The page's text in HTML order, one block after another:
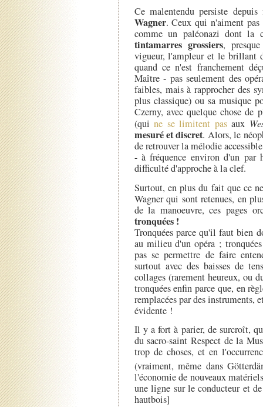
Ce malentendu persiste
Wagner. Ceux qui n'aiment pas
comme un paléonazi dont la
tintamarres grossiers,
vigueur, l'ampleur et le brillant
quand ce n'est franchement
Maître - pas seulement des
faibles, mais à rapprocher des
plus classique) ou sa musique
Czerny, avec quelque chose de
(quine se limitent pasaux
mesuré et discret. Alors, le
de retrouver la mélodie
- à fréquence environ d'un par
difficulté d'approche à la clef.
Surtout, en plus du fait que ce
Wagner qui sont retenues, en
de la manoeuvre, ces pages
tronquées !
Tronquées parce qu'il faut bien
au milieu d'un opéra ;
pas se permettre de faire
surtout avec des baisses de
collages (rarement heureux, ou
tronquées enfin parce que, en
remplacées par des
évidente !
Il y a fort à parier, de surcroît,
du sacro-saint Respect de la
trop de choses, et en
(vraiment, même dans
l'économie de nouveaux
une ligne sur le conducteur et
hautbois]